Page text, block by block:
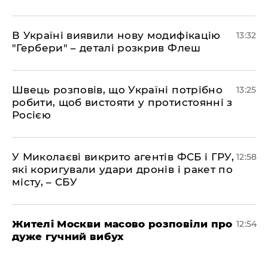
В Україні виявили нову модифікацію
"Гербери" – деталі розкрив Флеш
13:32
Швець розповів, що Україні потрібно
робити, щоб вистояти у протистоянні з
Росією
13:25
У Миколаєві викрито агентів ФСБ і ГРУ,
які коригували удари дронів і ракет по
місту, – СБУ
12:58
Жителі Москви масово розповіли про
дуже гучний вибух
12:54